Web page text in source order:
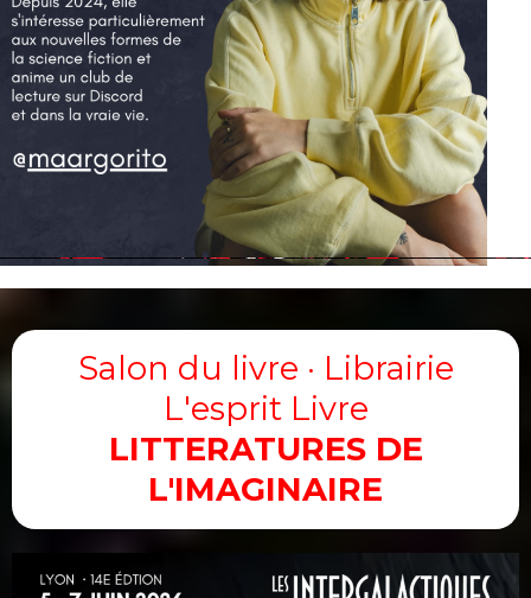
Salon du livre · Librairie
L'esprit Livre
LITTERATURES DE
L'IMAGINAIRE